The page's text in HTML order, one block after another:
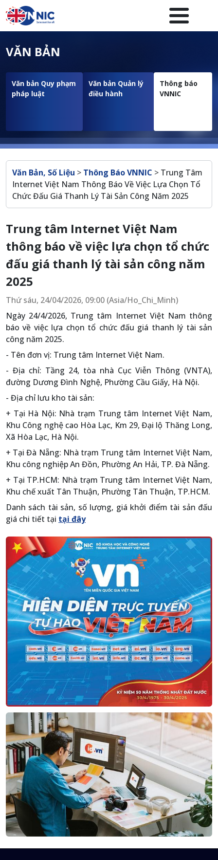
Nhảy đến nội dung
Menuheader của website
VĂN BẢN
Văn bản Quy phạm
pháp luật
Văn bản Quản lý
điều hành
Thông báo
VNNIC
Breadcrumb
Văn Bản, Số Liệu > Thông Báo VNNIC > Trung Tâm
Internet Việt Nam Thông Báo Về Việc Lựa Chọn Tổ
Chức Đấu Giá Thanh Lý Tài Sản Công Năm 2025
Trung tâm Internet Việt Nam
thông báo về việc lựa chọn tổ chức
đấu giá thanh lý tài sản công năm
2025
Thứ sáu, 24/04/2026, 09:00 (Asia/Ho_Chi_Minh)
Ngày 24/4/2026, Trung tâm Internet Việt Nam thông
báo về việc lựa chọn tổ chức đấu giá thanh lý tài sản
công năm 2025.
- Tên đơn vị: Trung tâm Internet Việt Nam.
- Địa chỉ: Tầng 24, tòa nhà Cục Viễn Thông (VNTA),
đường Dương Đình Nghệ, Phường Cầu Giấy, Hà Nội.
- Địa chỉ lưu kho tài sản:
+ Tại Hà Nội: Nhà trạm Trung tâm Internet Việt Nam,
Khu Công nghệ cao Hòa Lạc, Km 29, Đại lộ Thăng Long,
Xã Hòa Lạc, Hà Nội.
+ Tại Đà Nẵng: Nhà trạm Trung tâm Internet Việt Nam,
Khu công nghiệp An Đồn, Phường An Hải, TP. Đà Nẵng.
+ Tại TP.HCM: Nhà trạm Trung tâm Internet Việt Nam,
Khu chế xuất Tân Thuận, Phường Tân Thuận, TP.HCM.
Danh sách tài sản, số lượng, giá khởi điểm tài sản đấu
giá chi tiết tại tại đây